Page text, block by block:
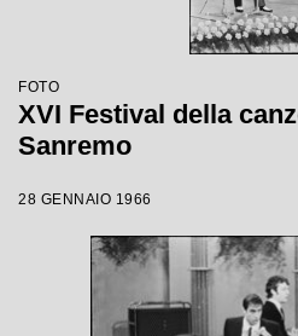
FOTO
XVI Festival della
Sanremo
28 GENNAIO 1966